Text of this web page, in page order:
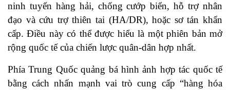
ninh tuyến hàng hải, chống cướp biển, hỗ trợ nhân
đạo và cứu trợ thiên tai (HA/DR), hoặc sơ tán khẩn
cấp. Điều này có thể được hiểu là một phiên bản mở
rộng quốc tế của chiến lược quân-dân hợp nhất.
Phía Trung Quốc quảng bá hình ảnh hợp tác quốc tế
bằng cách nhấn mạnh vai trò cung cấp “hàng hóa